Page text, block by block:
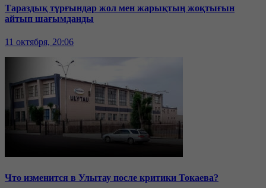
Тараздық тұрғындар жол мен жарықтың жоқтығын
айтып шағымданды
11 октября, 20:06
Что изменится в Улытау после критики Токаева?